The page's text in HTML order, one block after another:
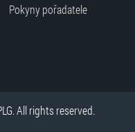
Pokyny pořadatele
All rights reserved.